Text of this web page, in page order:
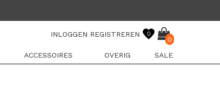
INLOGGEN REGISTREREN 0
0
ACCESSOIRES OVERIG SALE